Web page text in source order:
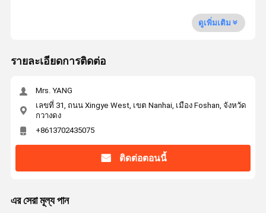
ดูเพิ่มเติม
รายละเอียดการติดต่อ
Mrs. YANG
เลขที่ 31, ถนน Xingye West, เขต Nanhai, เมือง Foshan, จังหวัด
กวางดง
+8613702435075
ติดต่อตอนนี้
এর সেরা মূল্য পান